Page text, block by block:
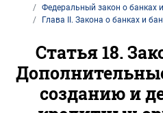
Федеральный закон о банках
Глава II. Закона о банках и
Статья 18.
созданию и